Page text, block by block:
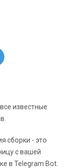
известные
сборки - это
с вашей
в Telegram Bot.